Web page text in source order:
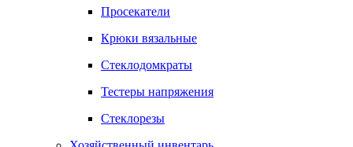
Просекатели
Крюки вязальные
Стеклодомкраты
Тестеры напряжения
Стеклорезы